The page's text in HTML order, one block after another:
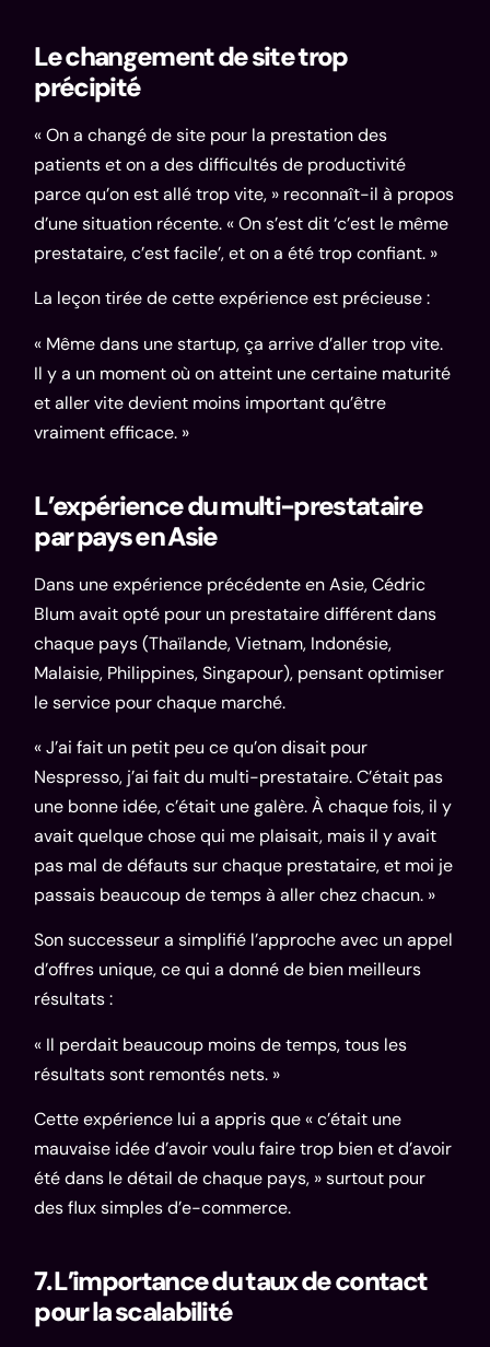
Le changement de site trop
précipité
« On a changé de site pour la prestation des
patients et on a des difficultés de productivité
parce qu’on est allé trop vite, » reconnaît-il à propos
d’une situation récente. « On s’est dit ‘c’est le même
prestataire, c’est facile’, et on a été trop confiant. »
La leçon tirée de cette expérience est précieuse :
« Même dans une startup, ça arrive d’aller trop vite.
Il y a un moment où on atteint une certaine maturité
et aller vite devient moins important qu’être
vraiment efficace. »
L’expérience du multi-prestataire
par pays en Asie
Dans une expérience précédente en Asie, Cédric
Blum avait opté pour un prestataire différent dans
chaque pays (Thaïlande, Vietnam, Indonésie,
Malaisie, Philippines, Singapour), pensant optimiser
le service pour chaque marché.
« J’ai fait un petit peu ce qu’on disait pour
Nespresso, j’ai fait du multi-prestataire. C’était pas
une bonne idée, c’était une galère. À chaque fois, il y
avait quelque chose qui me plaisait, mais il y avait
pas mal de défauts sur chaque prestataire, et moi je
passais beaucoup de temps à aller chez chacun. »
Son successeur a simplifié l’approche avec un appel
d’offres unique, ce qui a donné de bien meilleurs
résultats :
« Il perdait beaucoup moins de temps, tous les
résultats sont remontés nets. »
Cette expérience lui a appris que « c’était une
mauvaise idée d’avoir voulu faire trop bien et d’avoir
été dans le détail de chaque pays, » surtout pour
des flux simples d’e-commerce.
7. L’importance du taux de contact
pour la scalabilité